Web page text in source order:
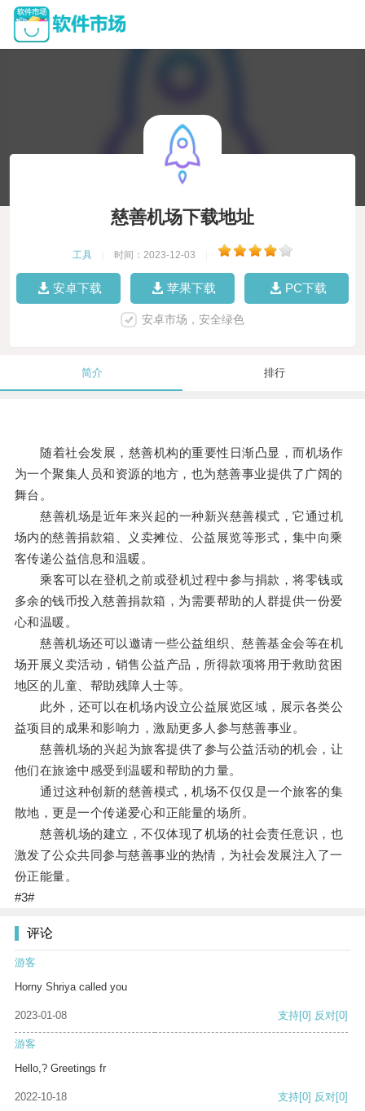
慈善机场下载地址
工具 时间：2023-12-03
安卓下载 苹果下载 PC下载
安卓市场，安全绿色
简介 排行
随着社会发展，慈善机构的重要性日渐凸显，而机场作
为一个聚集人员和资源的地方，也为慈善事业提供了广阔的
舞台。
慈善机场是近年来兴起的一种新兴慈善模式，它通过机
场内的慈善捐款箱、义卖摊位、公益展览等形式，集中向乘
客传递公益信息和温暖。
乘客可以在登机之前或登机过程中参与捐款，将零钱或
多余的钱币投入慈善捐款箱，为需要帮助的人群提供一份爱
心和温暖。
慈善机场还可以邀请一些公益组织、慈善基金会等在机
场开展义卖活动，销售公益产品，所得款项将用于救助贫困
地区的儿童、帮助残障人士等。
此外，还可以在机场内设立公益展览区域，展示各类公
益项目的成果和影响力，激励更多人参与慈善事业。
慈善机场的兴起为旅客提供了参与公益活动的机会，让
他们在旅途中感受到温暖和帮助的力量。
通过这种创新的慈善模式，机场不仅仅是一个旅客的集
散地，更是一个传递爱心和正能量的场所。
慈善机场的建立，不仅体现了机场的社会责任意识，也
激发了公众共同参与慈善事业的热情，为社会发展注入了一
份正能量。
#3#
评论
游客
Horny Shriya called you
2023-01-08 支持[0] 反对[0]
游客
Hello,? Greetings fr
2022-10-18 支持[0] 反对[0]